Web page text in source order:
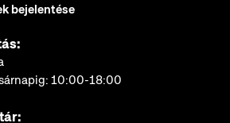
bejelentése
10:00-18:00